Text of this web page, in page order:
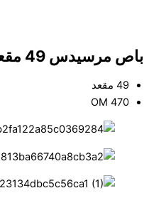
باص مرسيدس 49 مقعد
49 مقعد
OM 470